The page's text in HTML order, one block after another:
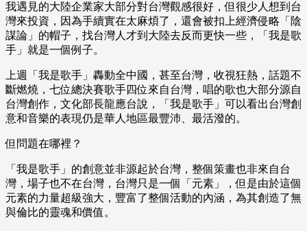
我遇見的大陸企業家大部分對台灣觀感很好，但很少人想到台
灣來投資，因為手續實在太麻煩了，還會被扣上經濟侵略「陰
謀論」的帽子，找台灣人才到大陸去反而更快一些，「我是歌
手」就是一個例子。
上週「我是歌手」轟動全中國，甚至台灣，收視狂熱，話題不
斷燃燒，七位總決賽歌手四位來自台灣，唱的歌也大部分源自
台灣創作，文化部長龍應台說，「我是歌手」可以看出台灣創
意和音樂的表現仍是華人地區最豐沛、最活潑的。
但問題在哪裡？
「我是歌手」的創意並非源起於台灣，整個策畫也非來自台
灣，場子也不在台灣，台灣只是一個「元素」，但是由於這個
元素的力量超級強大，豐富了整個活動的內涵，為其創造了無
與倫比的靈魂和價值。